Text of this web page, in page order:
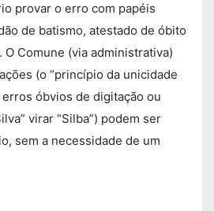
provar o erro com papéis
de batismo, atestado de óbito
Comune (via administrativa)
(o “princípio da unicidade
óbvios de digitação ou
virar “Silba”) podem ser
sem a necessidade de um